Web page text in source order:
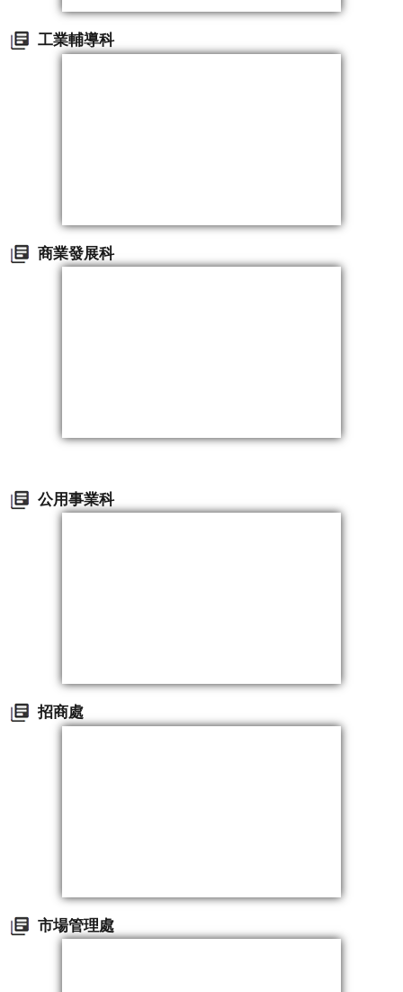
工業輔導科
商業發展科
公用事業科
招商處
市場管理處